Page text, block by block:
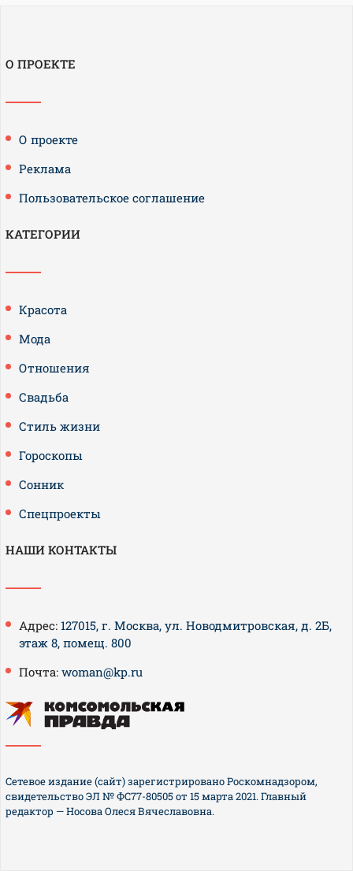
О ПРОЕКТЕ
О проекте
Реклама
Пользовательское соглашение
КАТЕГОРИИ
Красота
Мода
Отношения
Свадьба
Стиль жизни
Гороскопы
Сонник
Спецпроекты
НАШИ КОНТАКТЫ
Адрес: 127015, г. Москва, ул. Новодмитровская, д. 2Б,
этаж 8, помещ. 800
Почта: woman@kp.ru
Сетевое издание (сайт) зарегистрировано Роскомнадзором,
свидетельство ЭЛ № ФС77-80505 от 15 марта 2021. Главный
редактор — Носова Олеся Вячеславовна.